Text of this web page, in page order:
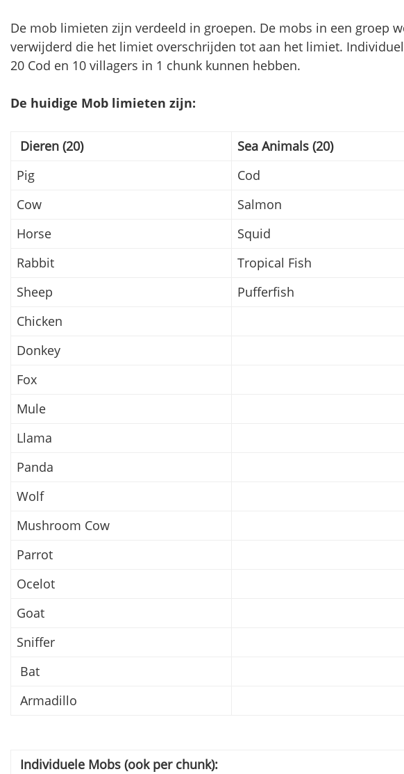
De mob limieten zijn verdeeld in groepen. De mobs in een groep
verwijderd die het limiet overschrijden tot aan het limiet.
20 Cod en 10 villagers in 1 chunk kunnen hebben.
De huidige Mob limieten zijn:
Dieren (20) Sea Animals (20)
Pig
Cod
Cow
Salmon
Horse
Squid
Rabbit
Tropical Fish
Sheep
Pufferfish
Chicken
Donkey
Fox
Mule
Llama
Panda
Wolf
Mushroom Cow
Parrot
Ocelot
Goat
Sniffer
Bat
Armadillo
Individuele Mobs (ook per chunk):